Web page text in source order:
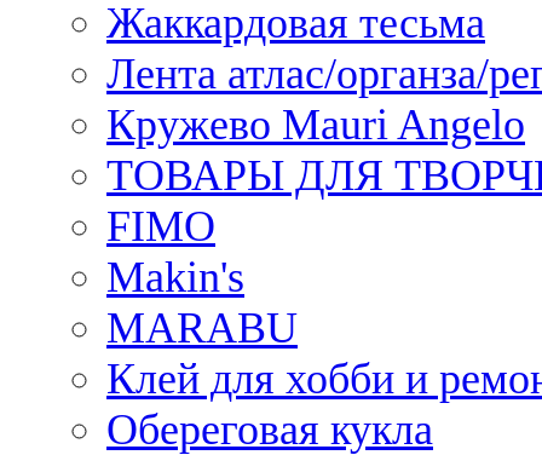
Жаккардовая тесьма
Лента атлас/органза/
Кружево Mauri Angelo
ТОВАРЫ ДЛЯ
FIMO
Makin's
MARABU
Клей для хобби и
Обереговая кукла